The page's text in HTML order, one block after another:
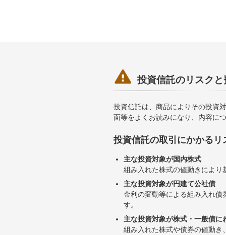
 投資信託のリスク
投資信託は、商品によりその投資
面等をよくお読みになり、内容に
投資信託の取引にかかるリ
主な投資対象が国内株式
組み入れた株式の値動きによ
主な投資対象が円建て公社債
金利の変動等による組み入れ
す。
主な投資対象が株式・一般債
組み入れた株式や債券の値動